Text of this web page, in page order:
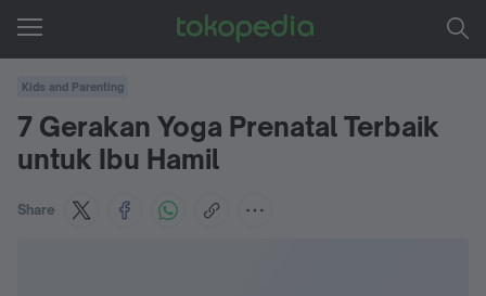
Kids and Parenting
7 Gerakan Yoga Prenatal Terbaik
untuk Ibu Hamil
Share